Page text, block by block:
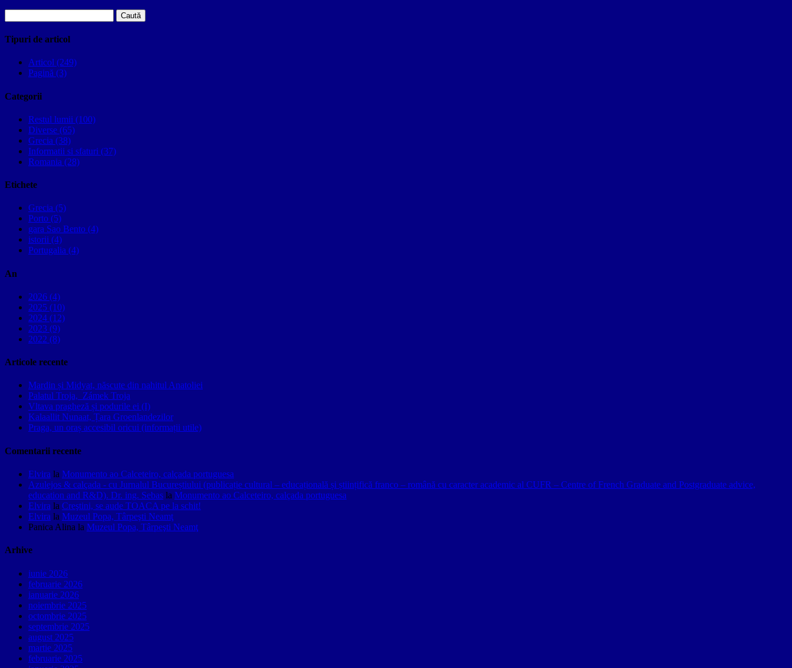
după:
Tipuri de articol
Articol (249)
Pagină (3)
Categorii
Restul lumii (100)
Diverse (65)
Grecia (38)
Informatii si sfaturi (37)
Romania (28)
Etichete
Grecia (5)
Porto (5)
gara Sao Bento (4)
istorii (4)
Portugalia (4)
An
2026 (4)
2025 (10)
2024 (12)
2023 (9)
2022 (8)
Articole recente
Mardin și Midyat, născute din nahitul Anatoliei
Palatul Troja, Zámek Troja
Vltava pragheză și podurile ei (I)
Kalaallit Nunaat, Țara Groenlandezilor
Praga, un oraș accesibil oricui (informații utile)
Comentarii recente
Elvira la Monumento ao Calceteiro, calçada portuguesa
Azulejos & calçada - cu Jurnalul Bucureștiului (publicație cultural – educațională și științifică franco – română cu caracter academic al CUFR – Centre of French Graduate and Postgraduate advice,
education and R&D). Dr. ing. Sebas la Monumento ao Calceteiro, calçada portuguesa
Elvira la Creştini, se aude TOACA pe la schit!
Elvira la Muzeul Popa, Târpeşti Neamţ
Panica Alina la Muzeul Popa, Târpeşti Neamţ
Arhive
iunie 2026
februarie 2026
ianuarie 2026
noiembrie 2025
octombrie 2025
septembrie 2025
august 2025
martie 2025
februarie 2025